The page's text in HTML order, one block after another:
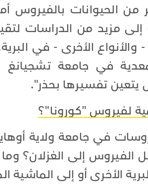
من الحيوانات بالفيروس
مزيد من الدراسات
والأنواع الأخرى - في
في جامعة تشجيانغ
يتعين تفسيرها بحذر".
لفيروس "كورونا"؟
في جامعة ولاية
إلى الغزلان؟ وما
الأخرى أو إلى الماشية